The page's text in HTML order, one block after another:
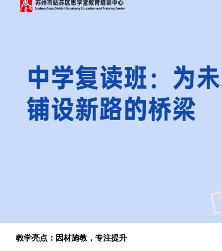
教学亮点：因材施教，专注提升